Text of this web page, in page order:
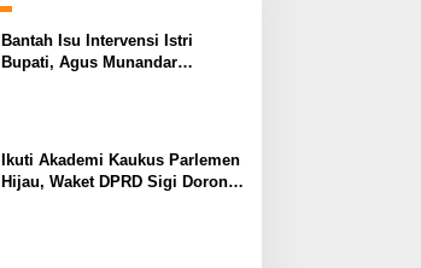
Bantah Isu Intervensi Istri
Bupati, Agus Munandar
Ikuti Akademi Kaukus Parlemen
Hijau, Waket DPRD Sigi Dorong